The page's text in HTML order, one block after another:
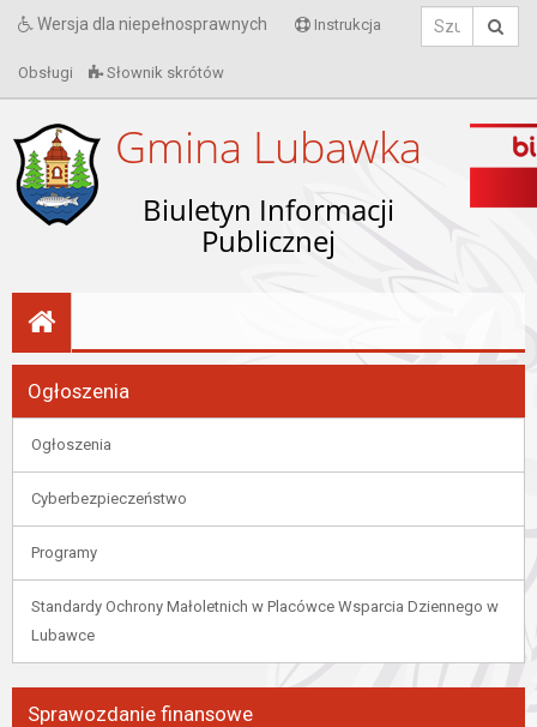
Wersja dla niepełnosprawnych Instrukcja
Obsługi Słownik skrótów
Gmina Lubawka
Biuletyn Informacji
Publicznej
Ogłoszenia
Ogłoszenia
Cyberbezpieczeństwo
Programy
Standardy Ochrony Małoletnich w Placówce Wsparcia Dziennego w
Lubawce
Sprawozdanie finansowe